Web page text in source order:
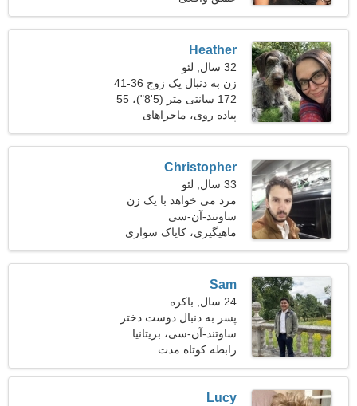
Heather
32 سال, لئو
زن به دنبال یک زوج 36-41
172 سانتی متر (5'8")، 55
کیلوگرم (121 پوند)
پیاده روی، ماجراهای
Christopher
33 سال, لئو
مرد می خواهد با یک زن
ملاقات کند 22-31
ساوتند-آن-سی
ماهیگیری، کایاک سواری
Sam
24 سال, باکره
پسر به دنبال دوست دختر
است 24-28
ساوتند-آن-سی، بریتانیا
رابطه کوتاه مدت
Lucy